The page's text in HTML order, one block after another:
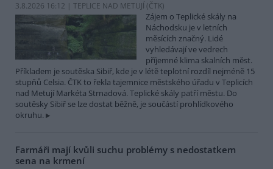
3.8.2026 16:12 | TEPLICE NAD METUJÍ (ČTK)
Zájem o Teplické skály na
Náchodsku je v letních
měsících značný. Lidé
vyhledávají ve vedrech
příjemné klima skalních měst.
Příkladem je soutěska Sibiř, kde je v létě teplotní rozdíl nejméně 15
stupňů Celsia. ČTK to řekla tajemnice městského úřadu v Teplicích
nad Metují Markéta Strnadová. Teplické skály patří městu. Do
soutěsky Sibiř se lze dostat běžně, je součástí prohlídkového
okruhu.
Farmáři mají kvůli suchu problémy s nedostatkem
sena na krmení